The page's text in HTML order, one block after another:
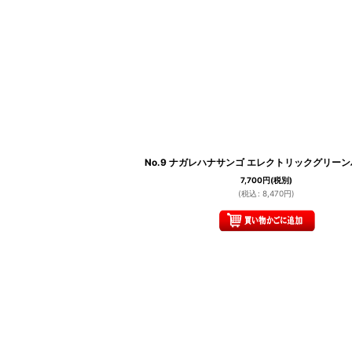
No.9 ナガレハナサンゴ エレクトリックグリー
7,700円(税別)
(税込 : 8,470円)